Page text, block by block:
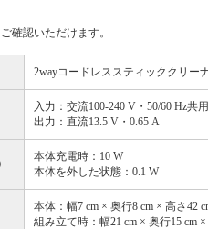
確認いただけます。
2wayコードレススティッククリー
入力：交流100-240 V・50/60 Hz共用
出力：直流13.5 V・0.65 A
本体充電時：10 W
本体を外した状態：0.1 W
本体：幅7 cm × 奥行8 cm × 高さ42
組み立て時：幅21 cm × 奥行15 cm